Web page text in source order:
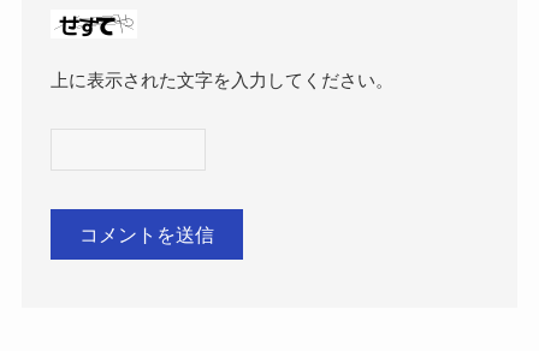
上に表示された文字を入力してください。